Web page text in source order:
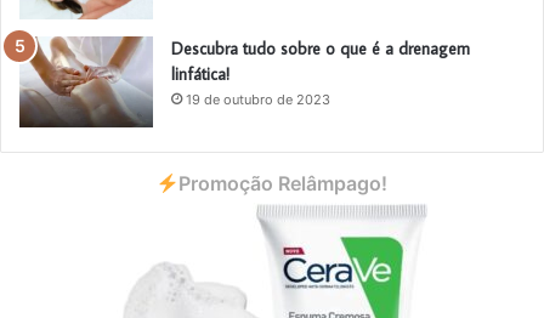
Descubra tudo sobre o que é a drenagem
linfática!
19 de outubro de 2023
Promoção Relâmpago!